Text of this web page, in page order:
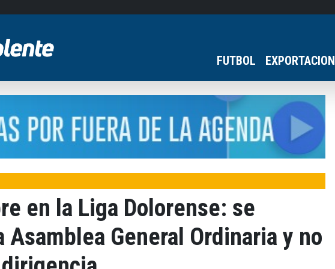
FUTBOL EXPORTACION
en la Liga Dolorense: se
Asamblea General Ordinaria y no